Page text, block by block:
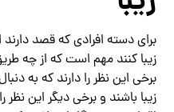
برای دسته افرادی که قصد دارند
زیبا کنند مهم است که از چه
برخی این نظر را دارند که به
زیبا باشند و برخی دیگر این نظر